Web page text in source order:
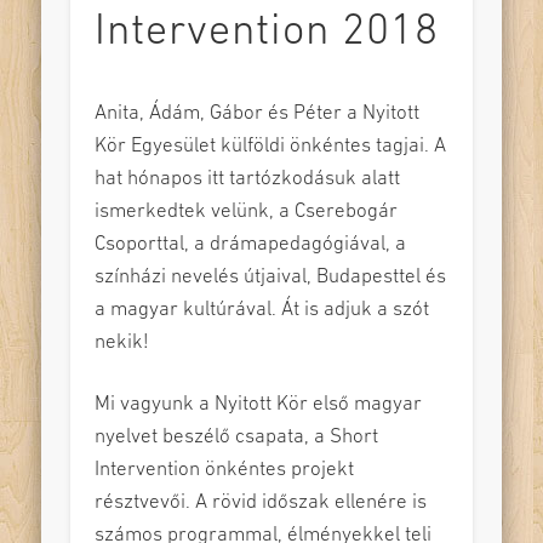
Intervention 2018
Anita, Ádám, Gábor és Péter a Nyitott
Kör Egyesület külföldi önkéntes tagjai. A
hat hónapos itt tartózkodásuk alatt
ismerkedtek velünk, a Cserebogár
Csoporttal, a drámapedagógiával, a
színházi nevelés útjaival, Budapesttel és
a magyar kultúrával. Át is adjuk a szót
nekik!
Mi vagyunk a Nyitott Kör első magyar
nyelvet beszélő csapata, a Short
Intervention önkéntes projekt
résztvevői. A rövid időszak ellenére is
számos programmal, élményekkel teli